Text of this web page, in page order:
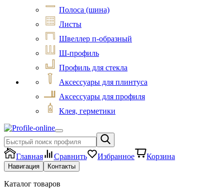
Полоса (шина)
Листы
Швеллер п-образный
Ш-профиль
Профиль для стекла
Аксессуары для плинтуса
Аксессуары для профиля
Клея, герметики
Главная Сравнить Избранное Корзина
Навигация Контакты
Каталог товаров